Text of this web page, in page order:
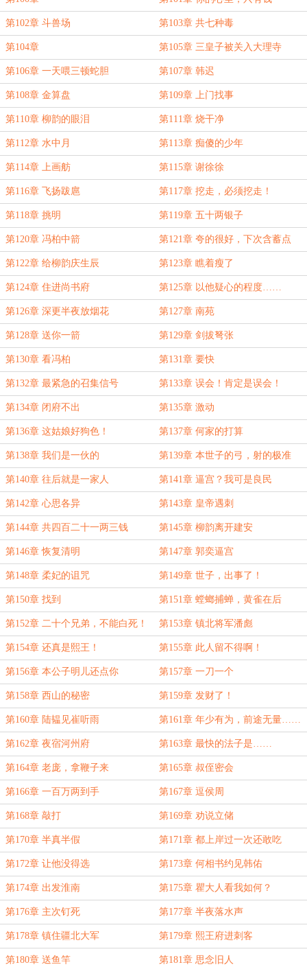
第102章 斗兽场 第103章 共七种毒
第104章 第105章 三皇子被关入大理寺
第106章 一天喂三顿蛇胆 第107章 韩迟
第108章 金算盘 第109章 上门找事
第110章 柳韵的眼泪 第111章 烧干净
第112章 水中月 第113章 痴傻的少年
第114章 上画舫 第115章 谢徐徐
第116章 飞扬跋扈 第117章 挖走，必须挖走！
第118章 挑明 第119章 五十两银子
第120章 冯柏中箭 第121章 夸的很好，下次含蓄点
第122章 给柳韵庆生辰 第123章 瞧着瘦了
第124章 住进尚书府 第125章 以他疑心的程度……
第126章 深更半夜放烟花 第127章 南苑
第128章 送你一箭 第129章 剑拔弩张
第130章 看冯柏 第131章 要快
第132章 最紧急的召集信号 第133章 误会！肯定是误会！
第134章 闭府不出 第135章 激动
第136章 这姑娘好狗色！ 第137章 何家的打算
第138章 我们是一伙的 第139章 本世子的弓，射的极准
第140章 往后就是一家人 第141章 逼宫？我可是良民
第142章 心思各异 第143章 皇帝遇刺
第144章 共四百二十一两三钱 第145章 柳韵离开建安
第146章 恢复清明 第147章 郭奕逼宫
第148章 柔妃的诅咒 第149章 世子，出事了！
第150章 找到 第151章 螳螂捕蝉，黄雀在后
第152章 二十个兄弟，不能白死！ 第153章 镇北将军潘彪
第154章 还真是熙王！ 第155章 此人留不得啊！
第156章 本公子明儿还点你 第157章 一刀一个
第158章 西山的秘密 第159章 发财了！
第160章 陆韫见崔听雨 第161章 年少有为，前途无量……
第162章 夜宿河州府 第163章 最快的法子是……
第164章 老庞，拿鞭子来 第165章 叔侄密会
第166章 一百万两到手 第167章 逗侯周
第168章 敲打 第169章 劝说立储
第170章 半真半假 第171章 都上岸过一次还敢吃
第172章 让他没得选 第173章 何相书约见韩佑
第174章 出发淮南 第175章 瞿大人看我如何？
第176章 主次钉死 第177章 半夜落水声
第178章 镇住疆北大军 第179章 熙王府进刺客
第180章 送鱼竿 第181章 思念旧人